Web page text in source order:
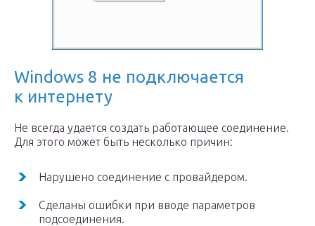
Windows 8 не подключается
к интернету
Не всегда удается создать работающее соединение.
Для этого может быть несколько причин:
Нарушено соединение с провайдером.
Сделаны ошибки при вводе параметров
подсоединения.